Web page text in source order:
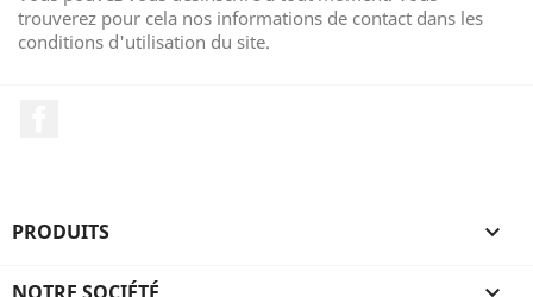
trouverez pour cela nos informations de contact dans les
conditions d'utilisation du site.
PRODUITS 